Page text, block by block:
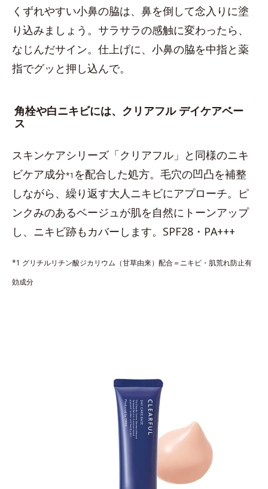
くずれやすい小鼻の脇は、鼻を倒して念入りに塗
り込みましょう。サラサラの感触に変わったら、
なじんだサイン。仕上げに、小鼻の脇を中指と薬
指でグッと押し込んで。
角栓や白ニキビには、クリアフル デイケアベー
ス
スキンケアシリーズ「クリアフル」と同様のニキ
ビケア成分*1 を配合した処方。毛穴の凹凸を補整
しながら、繰り返す大人ニキビにアプローチ。ピ
ンクみのあるベージュが肌を自然にトーンアップ
し、ニキビ跡もカバーします。SPF28・PA+++
*1 グリチルリチン酸ジカリウム（甘草由来）配合＝ニキビ・肌荒れ防止有
効成分